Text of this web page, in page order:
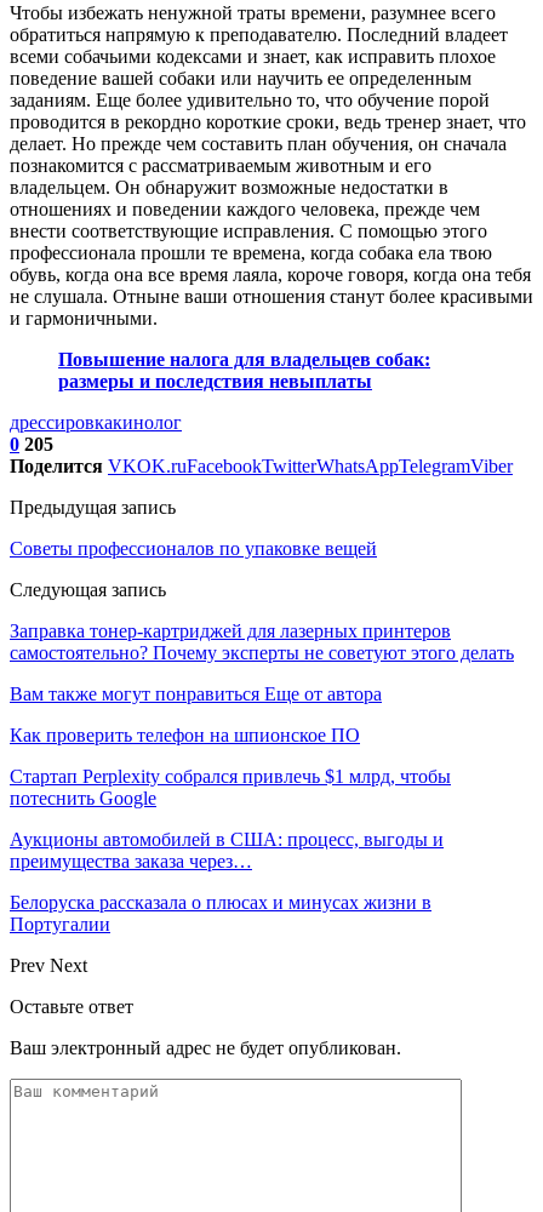
Чтобы избежать ненужной траты времени, разумнее всего
обратиться напрямую к преподавателю. Последний владеет
всеми собачьими кодексами и знает, как исправить плохое
поведение вашей собаки или научить ее определенным
заданиям. Еще более удивительно то, что обучение порой
проводится в рекордно короткие сроки, ведь тренер знает, что
делает. Но прежде чем составить план обучения, он сначала
познакомится с рассматриваемым животным и его
владельцем. Он обнаружит возможные недостатки в
отношениях и поведении каждого человека, прежде чем
внести соответствующие исправления. С помощью этого
профессионала прошли те времена, когда собака ела твою
обувь, когда она все время лаяла, короче говоря, когда она тебя
не слушала. Отныне ваши отношения станут более красивыми
и гармоничными.
Повышение налога для владельцев собак:
размеры и последствия невыплаты
дрессировкакинолог
0 205
Поделится VKOK.ruFacebookTwitterWhatsAppTelegramViber
Предыдущая запись
Советы профессионалов по упаковке вещей
Следующая запись
Заправка тонер-картриджей для лазерных принтеров
самостоятельно? Почему эксперты не советуют этого делать
Вам также могут понравиться Еще от автора
Как проверить телефон на шпионское ПО
Стартап Perplexity собрался привлечь $1 млрд, чтобы
потеснить Google
Аукционы автомобилей в США: процесс, выгоды и
преимущества заказа через…
Белоруска рассказала о плюсах и минусах жизни в
Португалии
Prev Next
Оставьте ответ
Ваш электронный адрес не будет опубликован.